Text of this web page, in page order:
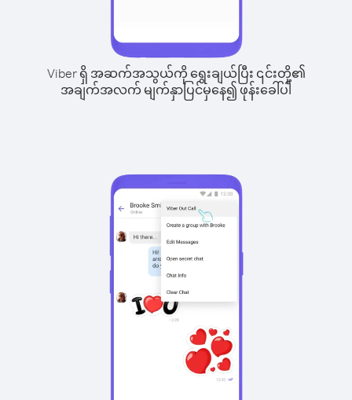
Viber ရှိ အဆက်အသွယ်ကို ရွေးချယ်ပြီး ၎င်းတို့၏
အချက်အလက် မျက်နှာပြင်မှနေ၍ ဖုန်းခေါ်ပါ